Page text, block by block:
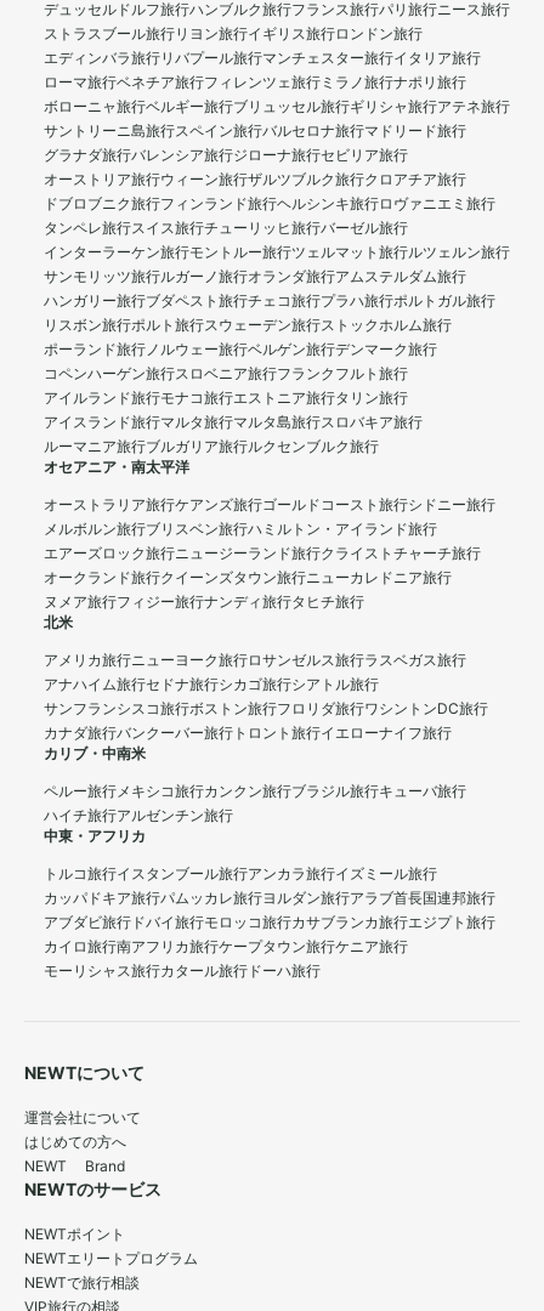
デュッセルドルフ旅行ハンブルク旅行フランス旅行パリ旅行ニース旅行
ストラスブール旅行リヨン旅行イギリス旅行ロンドン旅行
エディンバラ旅行リバプール旅行マンチェスター旅行イタリア旅行
ローマ旅行ベネチア旅行フィレンツェ旅行 ミラノ旅行ナポリ旅行
ボローニャ旅行ベルギー旅行ブリュッセル旅行ギリシャ旅行アテネ旅行
サントリーニ島旅行スペイン旅行バルセロナ旅行マドリード旅行
グラナダ旅行バレンシア旅行ジローナ旅行セビリア旅行
オーストリア旅行ウィーン旅行ザルツブルク旅行クロアチア旅行
ドブロブニク旅行フィンランド旅行ヘルシンキ旅行ロヴァニエミ旅行
タンペレ旅行スイス旅行チューリッヒ旅行バーゼル旅行
インターラーケン旅行モントルー旅行ツェルマット旅行ルツェルン旅行
サンモリッツ旅行ルガーノ旅行オランダ旅行アムステルダム旅行
ハンガリー旅行ブダペスト旅行チェコ旅行プラハ旅行ポルトガル旅行
リスボン旅行ポルト旅行スウェーデン旅行ストックホルム旅行
ポーランド旅行ノルウェー旅行ベルゲン旅行デンマーク旅行
コペンハーゲン旅行スロベニア旅行フランクフルト旅行
アイルランド旅行モナコ旅行エストニア旅行タリン旅行
アイスランド旅行マルタ旅行マルタ島旅行スロバキア旅行
ルーマニア旅行ブルガリア旅行ルクセンブルク旅行
オセアニア・南太平洋
オーストラリア旅行ケアンズ旅行ゴールドコースト旅行シドニー旅行
メルボルン旅行ブリスベン旅行ハミルトン・アイランド旅行
エアーズロック旅行ニュージーランド旅行クライストチャーチ旅行
オークランド旅行クイーンズタウン旅行ニューカレドニア旅行
ヌメア旅行フィジー旅行ナンディ旅行タヒチ旅行
北米
アメリカ旅行ニューヨーク旅行ロサンゼルス旅行ラスベガス旅行
アナハイム旅行セドナ旅行シカゴ旅行シアトル旅行
サンフランシスコ旅行ボストン旅行フロリダ旅行ワシントンDC旅行
カナダ旅行バンクーバー旅行 トロント旅行イエローナイフ旅行
カリブ・中南米
ペルー旅行メキシコ旅行カンクン旅行ブラジル旅行キューバ旅行
ハイチ旅行アルゼンチン旅行
中東・アフリカ
トルコ旅行イスタンブール旅行アンカラ旅行イズミール旅行
カッパドキア旅行パムッカレ旅行ヨルダン旅行アラブ首長国連邦旅行
アブダビ旅行 ドバイ旅行モロッコ旅行カサブランカ旅行エジプト旅行
カイロ旅行南アフリカ旅行ケープタウン旅行ケニア旅行
モーリシャス旅行カタール旅行 ドーハ旅行
NEWTについて
運営会社について
はじめての方へ
NEWT Brand
NEWTのサービス
NEWTポイント
NEWTエリートプログラム
NEWTで旅行相談
VIP旅行の相談